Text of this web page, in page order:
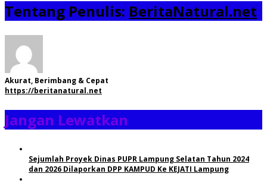
Tentang Penulis: BeritaNatural.net
Akurat, Berimbang & Cepat
https://beritanatural.net
Jangan Lewatkan
Sejumlah Proyek Dinas PUPR Lampung Selatan Tahun 2024
dan 2026 Dilaporkan DPP KAMPUD Ke KEJATI Lampung